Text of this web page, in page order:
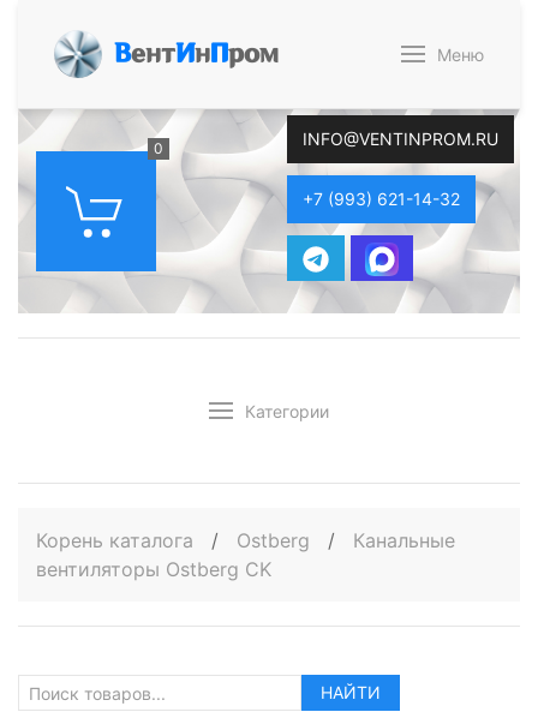
ВентИнПром Меню
0 INFO@VENTINPROM.RU
+7 (993) 621-14-32
Категории
Корень каталога / Ostberg /
Канальные
вентиляторы Ostberg CK
НАЙТИ